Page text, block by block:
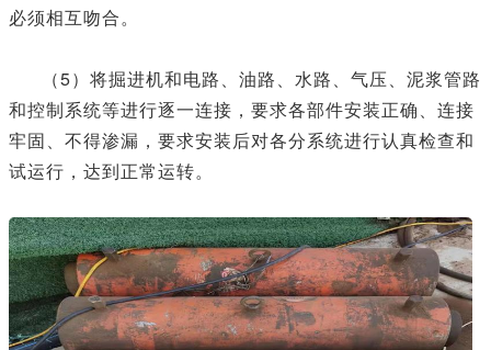
必须相互吻合。
（5）将掘进机和电路、油路、水路、气压、泥浆管路
和控制系统等进行逐一连接，要求各部件安装正确、连接
牢固、不得渗漏，要求安装后对各分系统进行认真检查和
试运行，达到正常运转。